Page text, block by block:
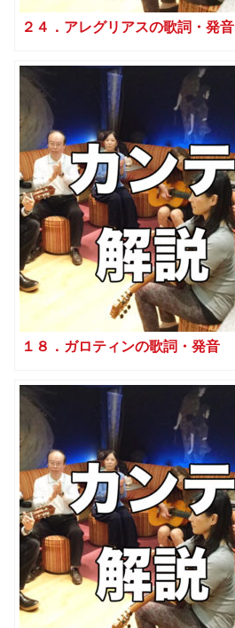
２４．アレグリアスの歌詞・発音
１８．ガロティンの歌詞・発音